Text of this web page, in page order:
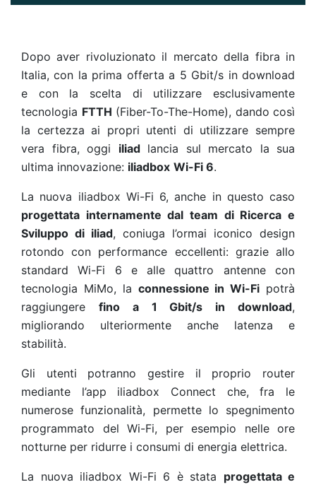
Dopo aver rivoluzionato il mercato della fibra in
Italia, con la prima offerta a 5 Gbit/s in download
e con la scelta di utilizzare esclusivamente
tecnologia FTTH (Fiber-To-The-Home), dando così
la certezza ai propri utenti di utilizzare sempre
vera fibra, oggi
iliad lancia sul mercato la sua
ultima innovazione: iliadbox Wi-Fi 6.
La nuova iliadbox Wi-Fi 6, anche in questo caso
progettata internamente dal team di Ricerca e
Sviluppo di iliad, coniuga l’ormai iconico design
rotondo con performance eccellenti: grazie allo
standard Wi-Fi 6 e alle quattro antenne con
tecnologia MiMo, la connessione in Wi-Fi potrà
raggiungere
fino a 1 Gbit/s in download,
migliorando ulteriormente anche latenza e
stabilità.
Gli utenti potranno gestire il proprio router
mediante l’app iliadbox Connect che, fra le
numerose funzionalità, permette lo spegnimento
programmato del Wi-Fi, per esempio nelle ore
notturne per ridurre i consumi di energia elettrica.
La nuova iliadbox Wi-Fi 6 è stata progettata e